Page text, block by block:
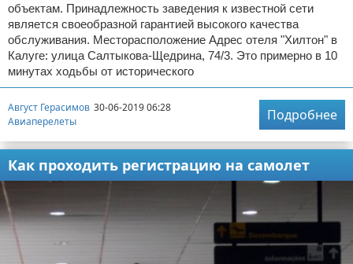
объектам. Принадлежность заведения к известной сети
является своеобразной гарантией высокого качества
обслуживания. Месторасположение Адрес отеля "Хилтон" в
Калуге: улица Салтыкова-Щедрина, 74/3. Это примерно в 10
минутах ходьбы от исторического
Август Герасимов 30-06-2019 06:28
Авиаперелеты
Подробнее
Как проходить регистрацию на самолет